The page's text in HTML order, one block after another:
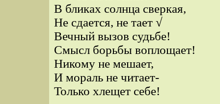
В бликах солнца сверкая,
Не сдается, не тает √
Вечный вызов судьбе!
Смысл борьбы воплощает!
Никому не мешает,
И мораль не читает-
Только хлещет себе!